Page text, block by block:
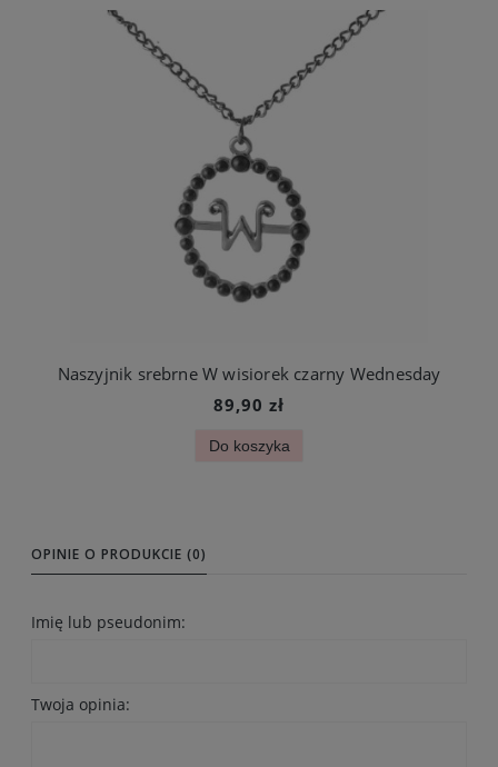
Naszyjnik srebrne W wisiorek czarny Wednesday
89,90 zł
Do koszyka
OPINIE O PRODUKCIE (0)
Imię lub pseudonim:
Twoja opinia: